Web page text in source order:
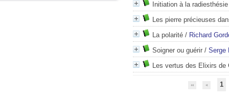
Initiation à la
Les pierre précieuses
La polarité / Richard
Soigner ou guérir / Serge
Les vertus des Elixirs de
1